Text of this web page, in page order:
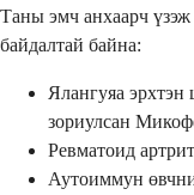
Таны эмч анхаарч үзэж
байдалтай байна:
Ялангуяа эрхтэн
зориулсан
Ревматоид
Аутоиммун